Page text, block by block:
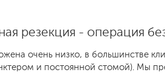
резекция - операция
очень низко, в большинстве
и постоянной стомой). Мы